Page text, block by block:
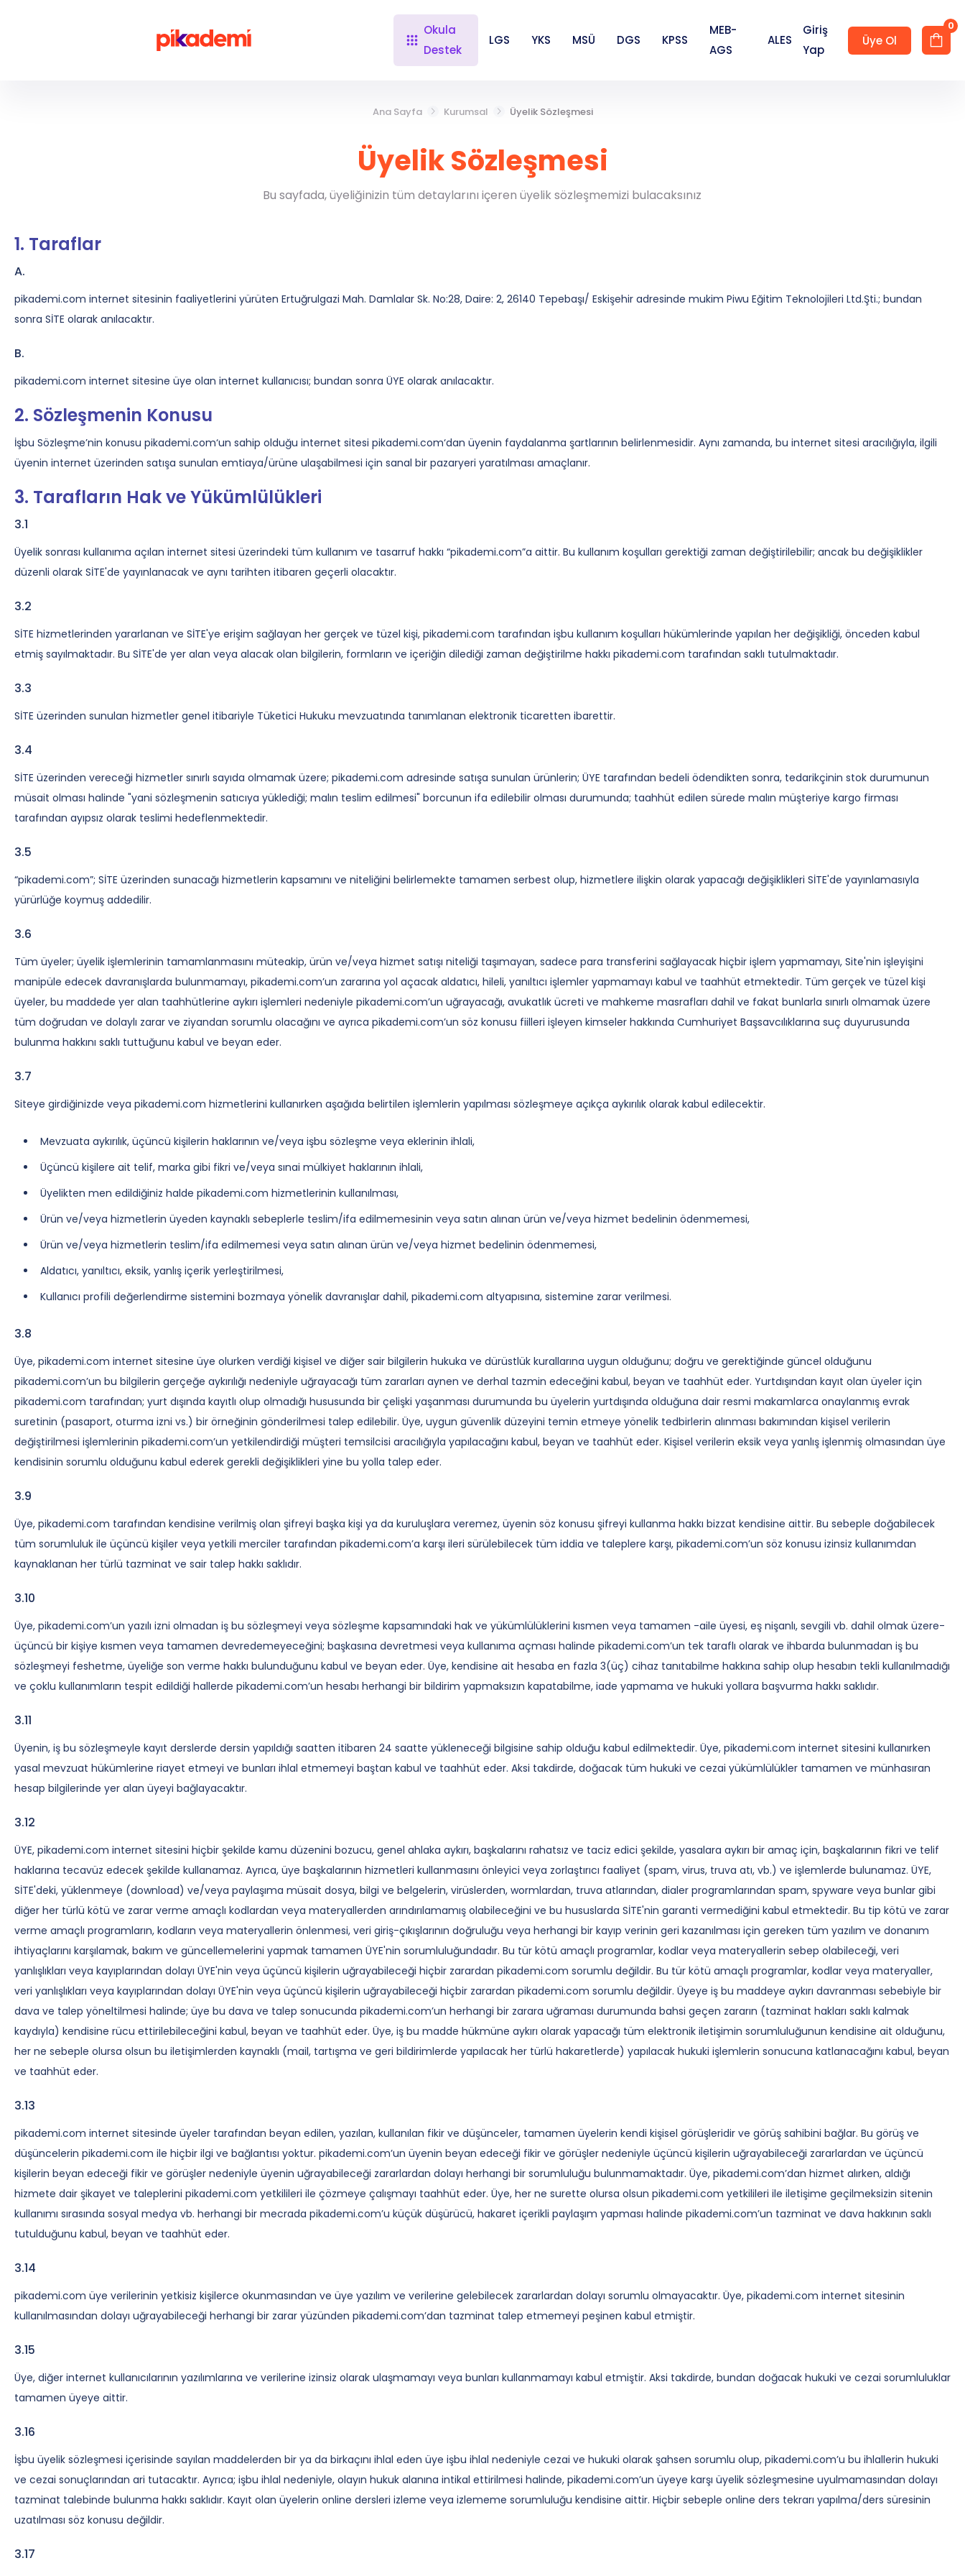
Okula
Destek
LGS YKS MSÜ DGS KPSS
MEB-
AGS
ALES
Giriş
Yap
Üye Ol
0
MEB-AGS
ALES
5. Sınıflar 6. Sınıflar
11. Sınıflar 12. Sınıflar / YKS
Eğitmen Kadromuz
Katılımcı Görüşleri Blog
İletisim
Ana Sayfa Kurumsal Üyelik Sözleşmesi
Üyelik Sözleşmesi
Bu sayfada, üyeliğinizin tüm detaylarını içeren üyelik sözleşmemizi bulacaksınız
1. Taraflar
A.
pikademi.com internet sitesinin faaliyetlerini yürüten Ertuğrulgazi Mah. Damlalar Sk. No:28, Daire: 2, 26140 Tepebaşı/ Eskişehir adresinde mukim Piwu Eğitim Teknolojileri Ltd.Şti.; bundan
sonra SİTE olarak anılacaktır.
B.
pikademi.com internet sitesine üye olan internet kullanıcısı; bundan sonra ÜYE olarak anılacaktır.
2. Sözleşmenin Konusu
İşbu Sözleşme’nin konusu pikademi.com‘un sahip olduğu internet sitesi pikademi.com‘dan üyenin faydalanma şartlarının belirlenmesidir. Aynı zamanda, bu internet sitesi aracılığıyla, ilgili
üyenin internet üzerinden satışa sunulan emtiaya/ürüne ulaşabilmesi için sanal bir pazaryeri yaratılması amaçlanır.
3. Tarafların Hak ve Yükümlülükleri
3.1
Üyelik sonrası kullanıma açılan internet sitesi üzerindeki tüm kullanım ve tasarruf hakkı “pikademi.com”a aittir. Bu kullanım koşulları gerektiği zaman değiştirilebilir; ancak bu değişiklikler
düzenli olarak SİTE'de yayınlanacak ve aynı tarihten itibaren geçerli olacaktır.
3.2
SİTE hizmetlerinden yararlanan ve SİTE'ye erişim sağlayan her gerçek ve tüzel kişi, pikademi.com tarafından işbu kullanım koşulları hükümlerinde yapılan her değişikliği, önceden kabul
etmiş sayılmaktadır. Bu SİTE'de yer alan veya alacak olan bilgilerin, formların ve içeriğin dilediği zaman değiştirilme hakkı pikademi.com tarafından saklı tutulmaktadır.
3.3
SİTE üzerinden sunulan hizmetler genel itibariyle Tüketici Hukuku mevzuatında tanımlanan elektronik ticaretten ibarettir.
3.4
SİTE üzerinden vereceği hizmetler sınırlı sayıda olmamak üzere; pikademi.com adresinde satışa sunulan ürünlerin; ÜYE tarafından bedeli ödendikten sonra, tedarikçinin stok durumunun
müsait olması halinde "yani sözleşmenin satıcıya yüklediği; malın teslim edilmesi" borcunun ifa edilebilir olması durumunda; taahhüt edilen sürede malın müşteriye kargo firması
tarafından ayıpsız olarak teslimi hedeflenmektedir.
3.5
“pikademi.com”; SİTE üzerinden sunacağı hizmetlerin kapsamını ve niteliğini belirlemekte tamamen serbest olup, hizmetlere ilişkin olarak yapacağı değişiklikleri SİTE'de yayınlamasıyla
yürürlüğe koymuş addedilir.
3.6
Tüm üyeler; üyelik işlemlerinin tamamlanmasını müteakip, ürün ve/veya hizmet satışı niteliği taşımayan, sadece para transferini sağlayacak hiçbir işlem yapmamayı, Site'nin işleyişini
manipüle edecek davranışlarda bulunmamayı, pikademi.com’un zararına yol açacak aldatıcı, hileli, yanıltıcı işlemler yapmamayı kabul ve taahhüt etmektedir. Tüm gerçek ve tüzel kişi
üyeler, bu maddede yer alan taahhütlerine aykırı işlemleri nedeniyle pikademi.com’un uğrayacağı, avukatlık ücreti ve mahkeme masrafları dahil ve fakat bunlarla sınırlı olmamak üzere
tüm doğrudan ve dolaylı zarar ve ziyandan sorumlu olacağını ve ayrıca pikademi.com’un söz konusu fiilleri işleyen kimseler hakkında Cumhuriyet Başsavcılıklarına suç duyurusunda
bulunma hakkını saklı tuttuğunu kabul ve beyan eder.
3.7
Siteye girdiğinizde veya pikademi.com hizmetlerini kullanırken aşağıda belirtilen işlemlerin yapılması sözleşmeye açıkça aykırılık olarak kabul edilecektir.
Mevzuata aykırılık, üçüncü kişilerin haklarının ve/veya işbu sözleşme veya eklerinin ihlali,
Üçüncü kişilere ait telif, marka gibi fikri ve/veya sınai mülkiyet haklarının ihlali,
Üyelikten men edildiğiniz halde pikademi.com hizmetlerinin kullanılması,
Ürün ve/veya hizmetlerin üyeden kaynaklı sebeplerle teslim/ifa edilmemesinin veya satın alınan ürün ve/veya hizmet bedelinin ödenmemesi,
Ürün ve/veya hizmetlerin teslim/ifa edilmemesi veya satın alınan ürün ve/veya hizmet bedelinin ödenmemesi,
Aldatıcı, yanıltıcı, eksik, yanlış içerik yerleştirilmesi,
Kullanıcı profili değerlendirme sistemini bozmaya yönelik davranışlar dahil, pikademi.com altyapısına, sistemine zarar verilmesi.
3.8
Üye, pikademi.com internet sitesine üye olurken verdiği kişisel ve diğer sair bilgilerin hukuka ve dürüstlük kurallarına uygun olduğunu; doğru ve gerektiğinde güncel olduğunu
pikademi.com’un bu bilgilerin gerçeğe aykırılığı nedeniyle uğrayacağı tüm zararları aynen ve derhal tazmin edeceğini kabul, beyan ve taahhüt eder. Yurtdışından kayıt olan üyeler için
pikademi.com tarafından; yurt dışında kayıtlı olup olmadığı hususunda bir çelişki yaşanması durumunda bu üyelerin yurtdışında olduğuna dair resmi makamlarca onaylanmış evrak
suretinin (pasaport, oturma izni vs.) bir örneğinin gönderilmesi talep edilebilir. Üye, uygun güvenlik düzeyini temin etmeye yönelik tedbirlerin alınması bakımından kişisel verilerin
değiştirilmesi işlemlerinin pikademi.com’un yetkilendirdiği müşteri temsilcisi aracılığıyla yapılacağını kabul, beyan ve taahhüt eder. Kişisel verilerin eksik veya yanlış işlenmiş olmasından üye
kendisinin sorumlu olduğunu kabul ederek gerekli değişiklikleri yine bu yolla talep eder.
3.9
Üye, pikademi.com tarafından kendisine verilmiş olan şifreyi başka kişi ya da kuruluşlara veremez, üyenin söz konusu şifreyi kullanma hakkı bizzat kendisine aittir. Bu sebeple doğabilecek
tüm sorumluluk ile üçüncü kişiler veya yetkili merciler tarafından pikademi.com’a karşı ileri sürülebilecek tüm iddia ve taleplere karşı, pikademi.com’un söz konusu izinsiz kullanımdan
kaynaklanan her türlü tazminat ve sair talep hakkı saklıdır.
3.10
Üye, pikademi.com’un yazılı izni olmadan iş bu sözleşmeyi veya sözleşme kapsamındaki hak ve yükümlülüklerini kısmen veya tamamen -aile üyesi, eş nişanlı, sevgili vb. dahil olmak üzere-
üçüncü bir kişiye kısmen veya tamamen devredemeyeceğini; başkasına devretmesi veya kullanıma açması halinde pikademi.com’un tek taraflı olarak ve ihbarda bulunmadan iş bu
sözleşmeyi feshetme, üyeliğe son verme hakkı bulunduğunu kabul ve beyan eder. Üye, kendisine ait hesaba en fazla 3(üç) cihaz tanıtabilme hakkına sahip olup hesabın tekli kullanılmadığı
ve çoklu kullanımların tespit edildiği hallerde pikademi.com’un hesabı herhangi bir bildirim yapmaksızın kapatabilme, iade yapmama ve hukuki yollara başvurma hakkı saklıdır.
3.11
Üyenin, iş bu sözleşmeyle kayıt derslerde dersin yapıldığı saatten itibaren 24 saatte yükleneceği bilgisine sahip olduğu kabul edilmektedir. Üye, pikademi.com internet sitesini kullanırken
yasal mevzuat hükümlerine riayet etmeyi ve bunları ihlal etmemeyi baştan kabul ve taahhüt eder. Aksi takdirde, doğacak tüm hukuki ve cezai yükümlülükler tamamen ve münhasıran
hesap bilgilerinde yer alan üyeyi bağlayacaktır.
3.12
ÜYE, pikademi.com internet sitesini hiçbir şekilde kamu düzenini bozucu, genel ahlaka aykırı, başkalarını rahatsız ve taciz edici şekilde, yasalara aykırı bir amaç için, başkalarının fikri ve telif
haklarına tecavüz edecek şekilde kullanamaz. Ayrıca, üye başkalarının hizmetleri kullanmasını önleyici veya zorlaştırıcı faaliyet (spam, virus, truva atı, vb.) ve işlemlerde bulunamaz. ÜYE,
SİTE'deki, yüklenmeye (download) ve/veya paylaşıma müsait dosya, bilgi ve belgelerin, virüslerden, wormlardan, truva atlarından, dialer programlarından spam, spyware veya bunlar gibi
diğer her türlü kötü ve zarar verme amaçlı kodlardan veya materyallerden arındırılamamış olabileceğini ve bu hususlarda SİTE'nin garanti vermediğini kabul etmektedir. Bu tip kötü ve zarar
verme amaçlı programların, kodların veya materyallerin önlenmesi, veri giriş-çıkışlarının doğruluğu veya herhangi bir kayıp verinin geri kazanılması için gereken tüm yazılım ve donanım
ihtiyaçlarını karşılamak, bakım ve güncellemelerini yapmak tamamen ÜYE'nin sorumluluğundadır. Bu tür kötü amaçlı programlar, kodlar veya materyallerin sebep olabileceği, veri
yanlışlıkları veya kayıplarından dolayı ÜYE'nin veya üçüncü kişilerin uğrayabileceği hiçbir zarardan pikademi.com sorumlu değildir. Bu tür kötü amaçlı programlar, kodlar veya materyaller,
veri yanlışlıkları veya kayıplarından dolayı ÜYE'nin veya üçüncü kişilerin uğrayabileceği hiçbir zarardan pikademi.com sorumlu değildir. Üyeye iş bu maddeye aykırı davranması sebebiyle bir
dava ve talep yöneltilmesi halinde; üye bu dava ve talep sonucunda pikademi.com’un herhangi bir zarara uğraması durumunda bahsi geçen zararın (tazminat hakları saklı kalmak
kaydıyla) kendisine rücu ettirilebileceğini kabul, beyan ve taahhüt eder. Üye, iş bu madde hükmüne aykırı olarak yapacağı tüm elektronik iletişimin sorumluluğunun kendisine ait olduğunu,
her ne sebeple olursa olsun bu iletişimlerden kaynaklı (mail, tartışma ve geri bildirimlerde yapılacak her türlü hakaretlerde) yapılacak hukuki işlemlerin sonucuna katlanacağını kabul, beyan
ve taahhüt eder.
3.13
pikademi.com internet sitesinde üyeler tarafından beyan edilen, yazılan, kullanılan fikir ve düşünceler, tamamen üyelerin kendi kişisel görüşleridir ve görüş sahibini bağlar. Bu görüş ve
düşüncelerin pikademi.com ile hiçbir ilgi ve bağlantısı yoktur. pikademi.com’un üyenin beyan edeceği fikir ve görüşler nedeniyle üçüncü kişilerin uğrayabileceği zararlardan ve üçüncü
kişilerin beyan edeceği fikir ve görüşler nedeniyle üyenin uğrayabileceği zararlardan dolayı herhangi bir sorumluluğu bulunmamaktadır. Üye, pikademi.com’dan hizmet alırken, aldığı
hizmete dair şikayet ve taleplerini pikademi.com yetkilileri ile çözmeye çalışmayı taahhüt eder. Üye, her ne surette olursa olsun pikademi.com yetkilileri ile iletişime geçilmeksizin sitenin
kullanımı sırasında sosyal medya vb. herhangi bir mecrada pikademi.com’u küçük düşürücü, hakaret içerikli paylaşım yapması halinde pikademi.com’un tazminat ve dava hakkının saklı
tutulduğunu kabul, beyan ve taahhüt eder.
3.14
pikademi.com üye verilerinin yetkisiz kişilerce okunmasından ve üye yazılım ve verilerine gelebilecek zararlardan dolayı sorumlu olmayacaktır. Üye, pikademi.com internet sitesinin
kullanılmasından dolayı uğrayabileceği herhangi bir zarar yüzünden pikademi.com’dan tazminat talep etmemeyi peşinen kabul etmiştir.
3.15
Üye, diğer internet kullanıcılarının yazılımlarına ve verilerine izinsiz olarak ulaşmamayı veya bunları kullanmamayı kabul etmiştir. Aksi takdirde, bundan doğacak hukuki ve cezai sorumluluklar
tamamen üyeye aittir.
3.16
İşbu üyelik sözleşmesi içerisinde sayılan maddelerden bir ya da birkaçını ihlal eden üye işbu ihlal nedeniyle cezai ve hukuki olarak şahsen sorumlu olup, pikademi.com’u bu ihlallerin hukuki
ve cezai sonuçlarından ari tutacaktır. Ayrıca; işbu ihlal nedeniyle, olayın hukuk alanına intikal ettirilmesi halinde, pikademi.com’un üyeye karşı üyelik sözleşmesine uyulmamasından dolayı
tazminat talebinde bulunma hakkı saklıdır. Kayıt olan üyelerin online dersleri izleme veya izlememe sorumluluğu kendisine aittir. Hiçbir sebeple online ders tekrarı yapılma/ders süresinin
uzatılması söz konusu değildir.
3.17